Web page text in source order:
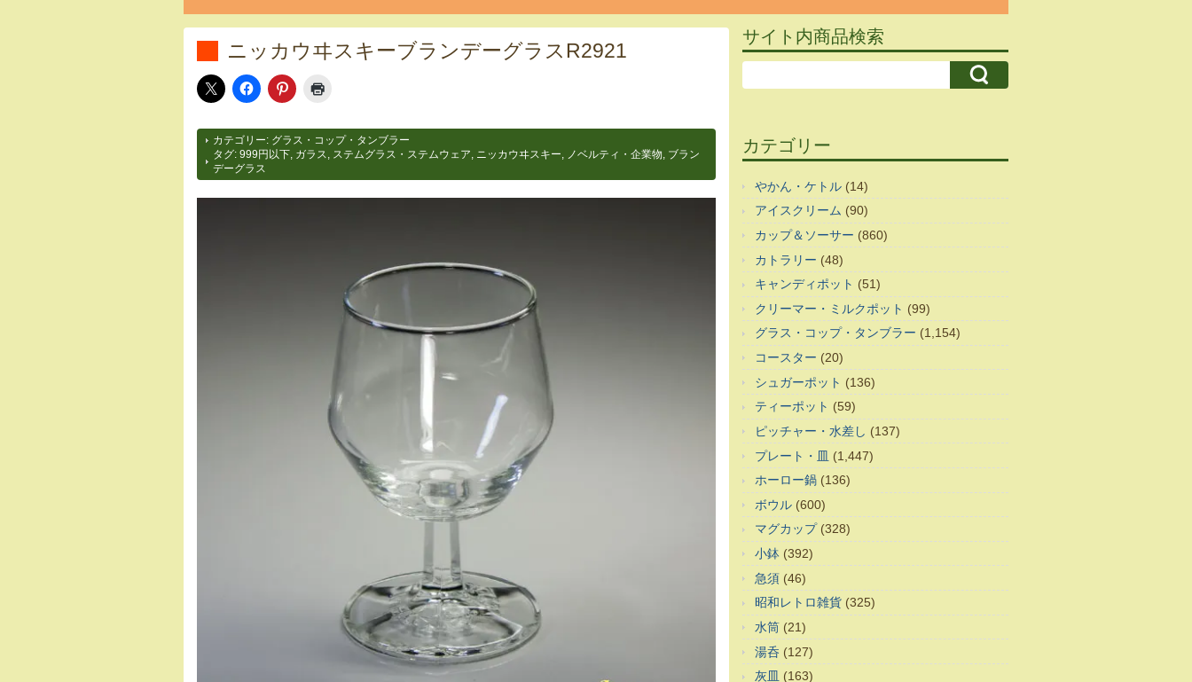
ニッカウヰスキーブランデーグラスR2921
カテゴリー: グラス・コップ・タンブラー
タグ: 999円以下 ガラス ステムグラス・ステムウェア ニッカウヰスキー ノベルティ・企業物
ブラン
デーグラス
サイト内商品検索
カテゴリー
やかん・ケトル (14)
アイスクリーム (90)
カップ＆ソーサー (860)
カトラリー (48)
キャンディポット (51)
クリーマー・ミルクポット (99)
グラス・コップ・タンブラー (1,154)
コースター (20)
シュガーポット (136)
ティーポット (59)
ピッチャー・水差し (137)
プレート・皿 (1,447)
ホーロー鍋 (136)
ボウル (600)
マグカップ(328)
小鉢 (392)
急須 (46)
昭和レトロ雑貨 (325)
水筒 (21)
湯呑 (127)
灰皿 (163)